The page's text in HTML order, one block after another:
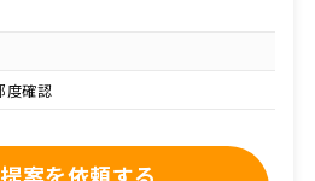
度確認
案を依頼する